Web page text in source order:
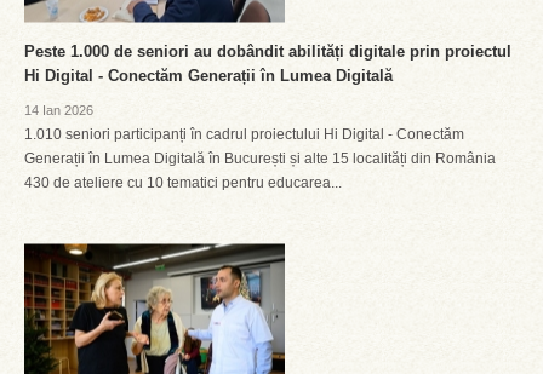
Peste 1.000 de seniori au dobândit abilități digitale prin proiectul
Hi Digital - Conectăm Generații în Lumea Digitală
14 Ian 2026
1.010 seniori participanți în cadrul proiectului Hi Digital - Conectăm
Generații în Lumea Digitală în București și alte 15 localități din România
430 de ateliere cu 10 tematici pentru educarea...